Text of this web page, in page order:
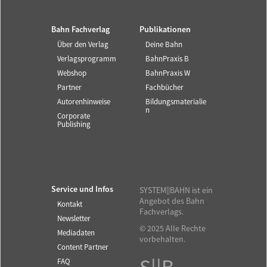
Bahn Fachverlag
Über den Verlag
Verlagsprogramm
Webshop
Partner
Autorenhinweise
Corporate
Publishing
Publikationen
Deine Bahn
BahnPraxis B
BahnPraxis W
Fachbücher
Bildungsmaterialie
n
Service und Infos
Kontakt
Newsletter
Mediadaten
Content Partner
FAQ
SYSTEM||BAHN ist ein
Angebot des Bahn
Fachverlags.
© 2025 Alle Rechte
vorbehalten.